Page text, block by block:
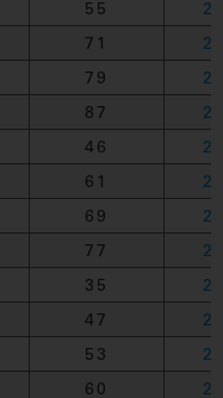
55
71
79
87
46
61
69
77
35
47
53
60